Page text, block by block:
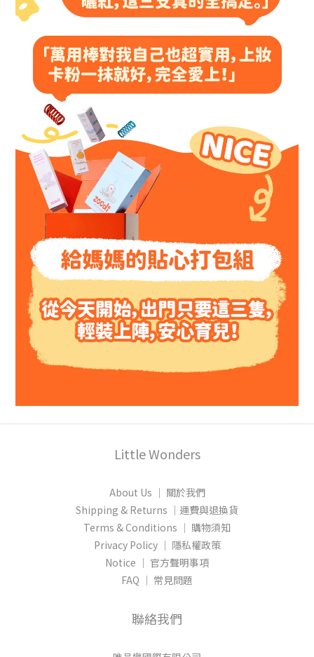
Little Wonders
About Us │ 關於我們
Shipping & Returns │運費與退換貨
Terms & Conditions │ 購物須知
Privacy Policy │ 隱私權政策
Notice │ 官方聲明事項
FAQ │ 常見問題
聯絡我們